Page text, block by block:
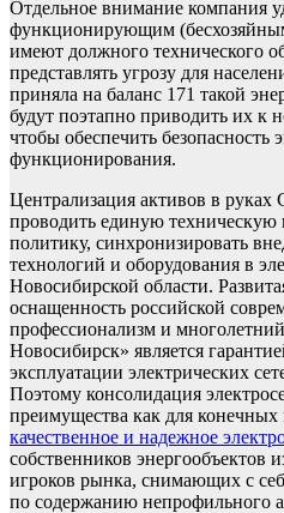
Отдельное внимание компания
функционирующим
имеют должного технического
представлять угрозу для
приняла на баланс 171 такой
будут поэтапно приводить их к
чтобы обеспечить безопасность
функционирования.
Централизация активов в
проводить единую
политику, синхронизировать
технологий и оборудования в
Новосибирской области.
оснащенность российской
профессионализм и
Новосибирск» является
эксплуатации электрических
Поэтому консолидация
преимущества как для
качественное и надежное
собственников энергообъектов
игроков рынка, снимающих с
по содержанию непрофильного